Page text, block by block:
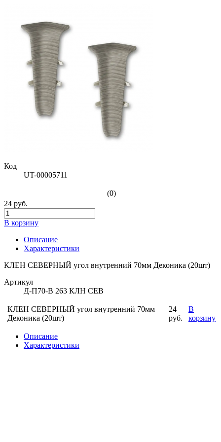
Код
UT-00005711
(0)
24 руб.
В корзину
Описание
Характеристики
КЛЕН СЕВЕРНЫЙ угол внутренний 70мм Деконика (20шт)
Артикул
Д-П70-В 263 КЛН СЕВ
КЛЕН СЕВЕРНЫЙ угол внутренний 70мм
Деконика (20шт)
24
руб.
В
корзину
Описание
Характеристики